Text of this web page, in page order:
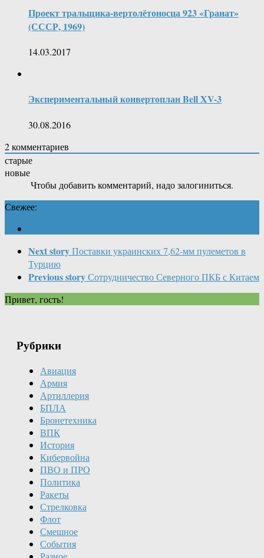
Проект тральщика-вертолётоносца 923 «Гранат»
(СССР, 1969)
14.03.2017
Экспериментальный конвертоплан Bell XV-3
30.08.2016
2комментариев
старые
новые
Чтобы добавить комментарий, надо залогиниться.
Свежее:
Next storyПоставки украинских 7,62-мм пулеметов в
Турцию
Previous storyСотрудничество Северного ПКБ с Китаем
Привет, гость!
Рубрики
Авиация
Армия
Артиллерия
БПЛА
Бронетехника
ВПК
История
Кибервойна
ПВО и ПРО
Политика
Ракеты
Стрелковка
Флот
Смешное
События